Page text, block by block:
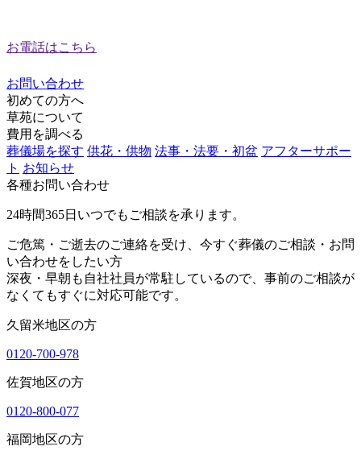
お電話はこちら
お問い合わせ
初めての方へ
草苑について
費用を調べる
葬儀場を探す 供花・供物 法事・法要・初盆 アフターサポー
ト お知らせ
各種お問い合わせ
24時間365日 いつでもご相談を承ります。
ご危篤・ご逝去のご連絡を受け、今すぐ葬儀のご相談・お問
い合わせをしたい方
深夜・早朝も自社社員が常駐しているので、事前のご相談が
なくてもすぐに対応可能です。
久留米地区の方
0120-700-978
佐賀地区の方
0120-800-077
福岡地区の方